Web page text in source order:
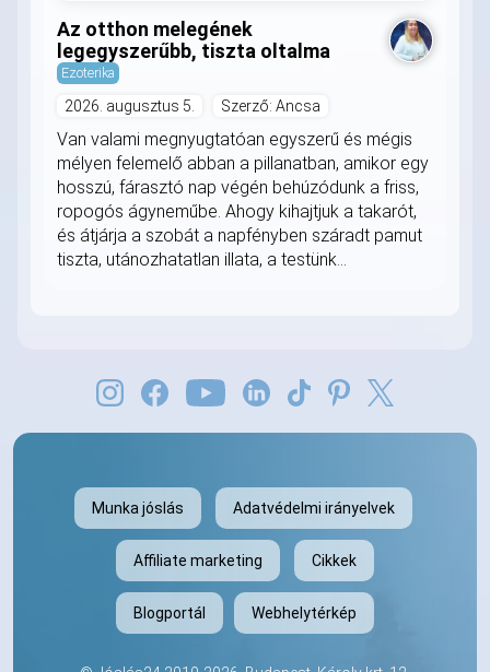
Az otthon melegének
legegyszerűbb, tiszta oltalma
Ezoterika
2026. augusztus 5. Szerző: Ancsa
Van valami megnyugtatóan egyszerű és mégis
mélyen felemelő abban a pillanatban, amikor egy
hosszú, fárasztó nap végén behúzódunk a friss,
ropogós ágyneműbe. Ahogy kihajtjuk a takarót,
és átjárja a szobát a napfényben száradt pamut
tiszta, utánozhatatlan illata, a testünk...
Munka jóslás Adatvédelmi irányelvek
Affiliate marketing Cikkek
Blogportál Webhelytérkép